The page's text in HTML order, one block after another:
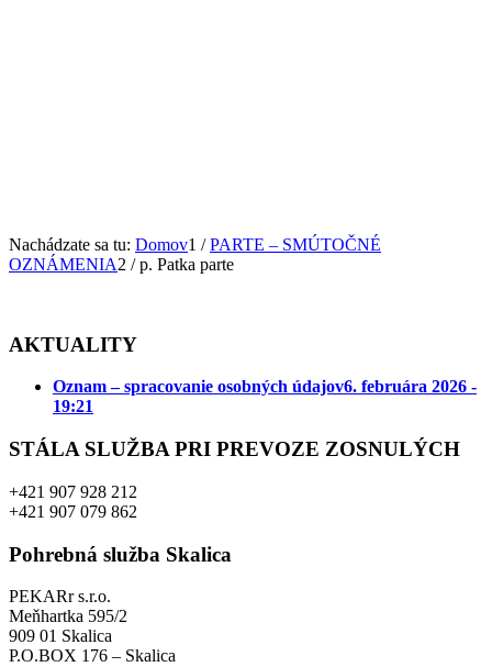
Nachádzate sa tu: Domov1 / PARTE – SMÚTOČNÉ
OZNÁMENIA2 / p. Patka parte
AKTUALITY
Oznam – spracovanie osobných údajov6. februára 2026 -
19:21
STÁLA SLUŽBA PRI PREVOZE ZOSNULÝCH
+421 907 928 212
+421 907 079 862
Pohrebná služba Skalica
PEKARr s.r.o.
Meňhartka 595/2
909 01 Skalica
P.O.BOX 176 – Skalica